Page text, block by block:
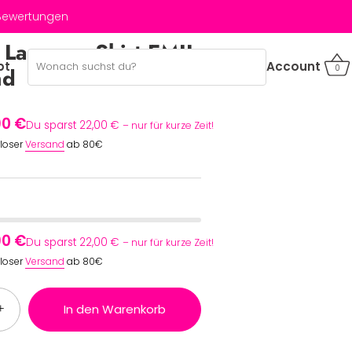
Account 0
Shirt EMIL
€Du sparst 22,00 € – nur für kurze Zeit!
Versand ab 80€
€Du sparst 22,00 € – nur für kurze Zeit!
Versand ab 80€
In den Warenkorb